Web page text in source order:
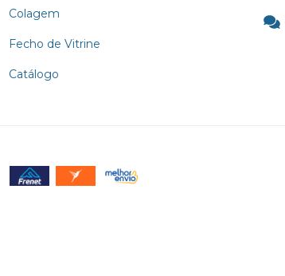
Colagem
Fecho de Vitrine
Catálogo